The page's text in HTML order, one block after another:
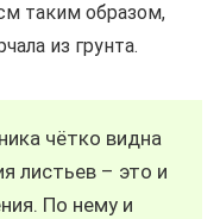
таким образом,
из грунта.
чётко видна
листьев – это и
По нему и